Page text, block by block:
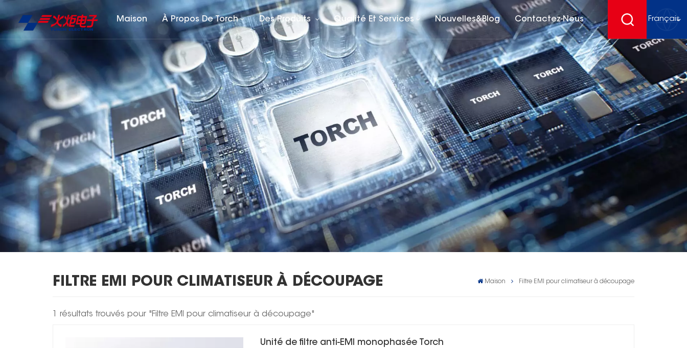
Maison À Propos De Torch Des Produits Qualité Et Services Nouvelles&Blog Contactez-Nous Français
English
français
Deutsch
español
FILTRE EMI POUR CLIMATISEUR À DÉCOUPAGE Maison Filtre EMI pour climatiseur à découpage
1 résultats trouvés pour "Filtre EMI pour climatiseur à découpage"
Unité de filtre anti-EMI monophasée Torch